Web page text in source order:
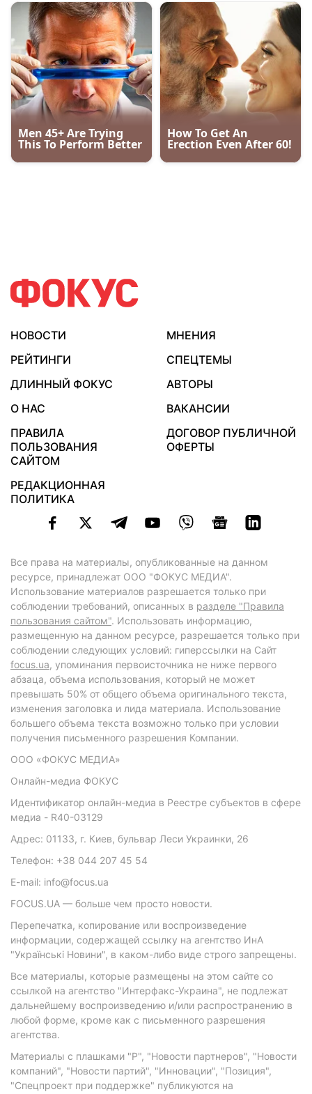
НОВОСТИ
МНЕНИЯ
РЕЙТИНГИ
СПЕЦТЕМЫ
ДЛИННЫЙ ФОКУС
АВТОРЫ
О НАС
ВАКАНСИИ
ПРАВИЛА
ПОЛЬЗОВАНИЯ
САЙТОМ
ДОГОВОР ПУБЛИЧНОЙ
ОФЕРТЫ
РЕДАКЦИОННАЯ
ПОЛИТИКА
Все права на материалы, опубликованные на данном
ресурсе, принадлежат ООО "ФОКУС МЕДИА".
Использование материалов разрешается только при
соблюдении требований, описанных в разделе "Правила
пользования сайтом". Использовать информацию,
размещенную на данном ресурсе, разрешается только при
соблюдении следующих условий: гиперссылки на Сайт
focus.ua, упоминания первоисточника не ниже первого
абзаца, объема использования, который не может
превышать 50% от общего объема оригинального текста,
изменения заголовка и лида материала. Использование
большего объема текста возможно только при условии
получения письменного разрешения Компании.
ООО «ФОКУС МЕДИА»
Онлайн-медиа ФОКУС
Идентификатор онлайн-медиа в Реестре субъектов в сфере
медиа - R40-03129
Адрес: 01133, г. Киев, бульвар Леси Украинки, 26
Телефон: +38 044 207 45 54
E-mail: info@focus.ua
FOCUS.UA — больше чем просто новости.
Перепечатка, копирование или воспроизведение
информации, содержащей ссылку на агентство ИнА
"Українські Новини", в каком-либо виде строго запрещены.
Все материалы, которые размещены на этом сайте со
ссылкой на агентство "Интерфакс-Украина", не подлежат
дальнейшему воспроизведению и/или распространению в
любой форме, кроме как с письменного разрешения
агентства.
Материалы с плашками "Р", "Новости партнеров", "Новости
компаний", "Новости партий", "Инновации", "Позиция",
"Спецпроект при поддержке" публикуются на